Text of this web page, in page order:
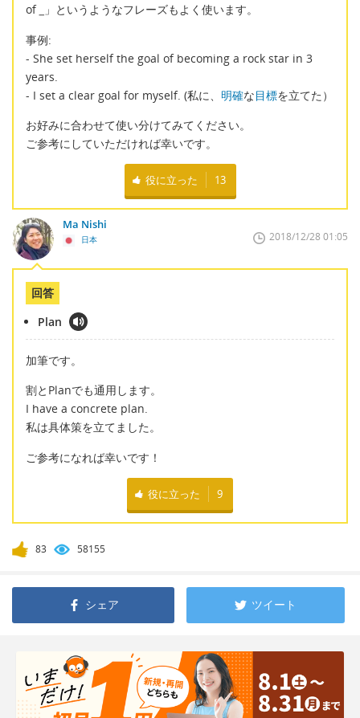
of
」というようなフレーズもよく使います。
事例:
- She set herself the goal of becoming a rock star in 3
years.
- I set a clear goal for myself. (私に、 明確な目標を立てた）
お好みに合わせて使い分けてみてください。
ご参考にしていただければ幸いです。
役に立った 13
Ma Nishi
日本 2018/12/28 01:05
回答
Plan
加筆です。
割とPlanでも通用します。
I have a concrete plan.
私は具体策を立てました。
ご参考になれば幸いです！
役に立った 9
83 58155
シェア ツイート